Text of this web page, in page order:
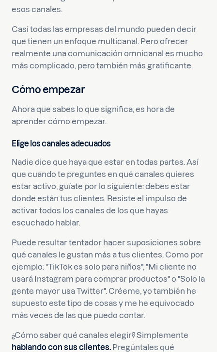
esos canales.
Casi todas las empresas del mundo pueden decir
que tienen un enfoque multicanal. Pero ofrecer
realmente una comunicación omnicanal es mucho
más complicado, pero también más gratificante.
Cómo empezar
Ahora que sabes lo que significa, es hora de
aprender cómo empezar.
Elige los canales adecuados
Nadie dice que haya que estar en todas partes. Así
que cuando te preguntes en qué canales quieres
estar activo, guíate por lo siguiente: debes estar
donde están tus clientes. Resiste el impulso de
activar todos los canales de los que hayas
escuchado hablar.
Puede resultar tentador hacer suposiciones sobre
qué canales le gustan más a tus clientes. Como por
ejemplo: "TikTok es solo para niños", "Mi cliente no
usará Instagram para comprar productos" o "Solo la
gente mayor usa Twitter". Créeme, yo también he
supuesto este tipo de cosas y me he equivocado
más veces de las que puedo contar.
¿Cómo saber qué canales elegir? Simplemente
hablando con sus clientes. Pregúntales qué